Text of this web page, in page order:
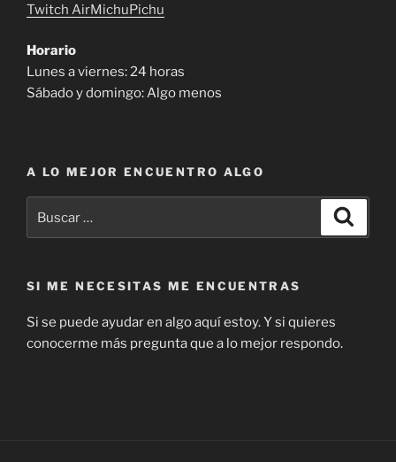
Twitch AirMichuPichu
Horario
Lunes a viernes: 24 horas
Sábado y domingo: Algo menos
A LO MEJOR ENCUENTRO ALGO
por:
SI ME NECESITAS ME ENCUENTRAS
Si se puede ayudar en algo aquí estoy. Y si quieres
conocerme más pregunta que a lo mejor respondo.